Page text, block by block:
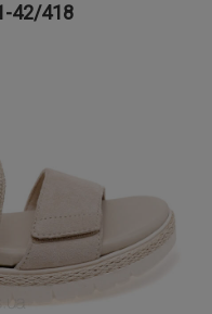
42/418